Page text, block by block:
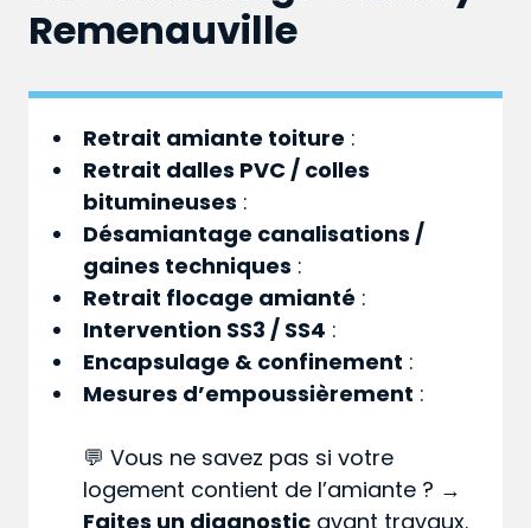
Remenauville
Retrait amiante toiture :
Retrait dalles PVC / colles
bitumineuses :
Désamiantage canalisations /
gaines techniques :
Retrait flocage amianté :
Intervention SS3 / SS4 :
Encapsulage & confinement :
Mesures d’empoussièrement :
💬 Vous ne savez pas si votre
logement contient de l’amiante ? →
Faites un diagnostic avant travaux.